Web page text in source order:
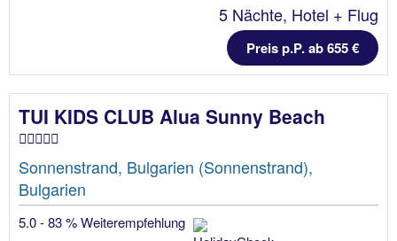
5 Nächte, Hotel + Flug
Preis p.P. ab 655 €
TUI KIDS CLUB Alua Sunny Beach
Sonnenstrand, Bulgarien (Sonnenstrand),
Bulgarien
5.0 - 83 % Weiterempfehlung